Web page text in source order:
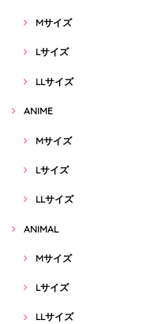
Mサイズ
Lサイズ
LLサイズ
ANIME
Mサイズ
Lサイズ
LLサイズ
ANIMAL
Mサイズ
Lサイズ
LLサイズ